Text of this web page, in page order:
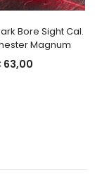
Bore Sight Cal.
Magnum
63,00